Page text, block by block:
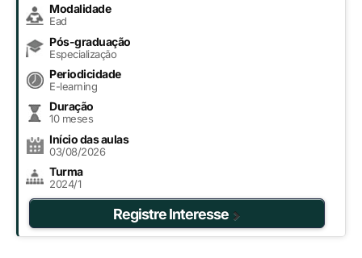
Modalidade
Ead
Pós-graduação
Especialização
Periodicidade
E-learning
Duração
10 meses
Início das aulas
03/08/2026
Turma
2024/1
Registre Interesse